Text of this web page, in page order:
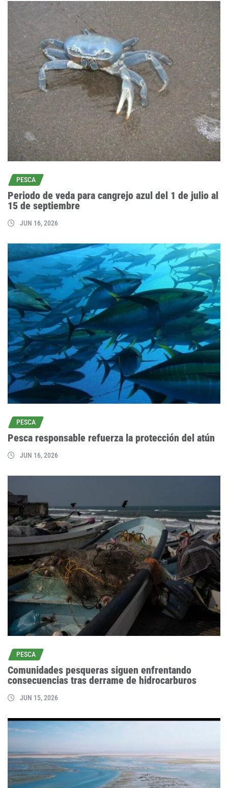
PESCA
Periodo de veda para cangrejo azul del 1 de julio al
15 de septiembre
JUN 16, 2026
PESCA
Pesca responsable refuerza la protección del atún
JUN 16, 2026
PESCA
Comunidades pesqueras siguen enfrentando
consecuencias tras derrame de hidrocarburos
JUN 15, 2026